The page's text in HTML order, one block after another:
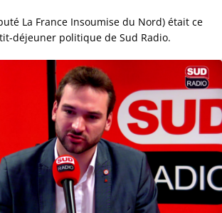
La France Insoumise du Nord) était ce
déjeuner politique de Sud Radio.